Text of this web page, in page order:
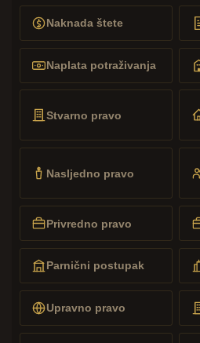
Naknada štete
Naplata potraživanja
Stvarno pravo
Nasljedno pravo
Privredno pravo
Parnični postupak
Upravno pravo